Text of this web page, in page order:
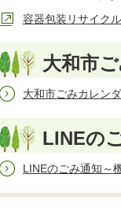
容器包装リサイク
大和市
大和市ごみカレン
LINEの
LINEのごみ通知～